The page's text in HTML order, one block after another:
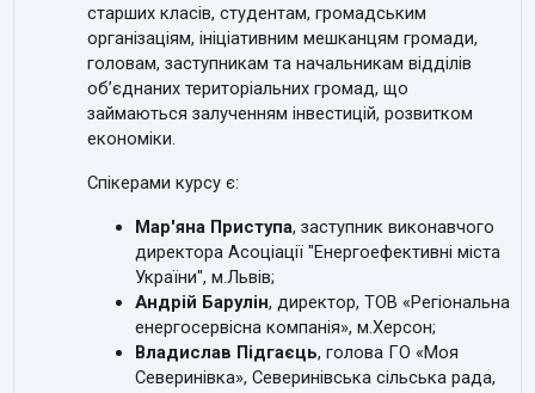
старших класів, студентам, громадським
організаціям, ініціативним мешканцям громади,
головам, заступникам та начальникам відділів
об’єднаних територіальних громад, що
займаються залученням інвестицій, розвитком
економіки.
Спікерами курсу є:
Мар'яна Приступа, заступник виконавчого
директора Асоціації "Енергоефективні міста
України", м.Львів;
Андрій Барулін, директор, ТОВ «Регіональна
енергосервісна компанія»,м.Херсон;
Владислав Підгаєць, голова ГО «Моя
Северинівка», Северинівська сільська рада,